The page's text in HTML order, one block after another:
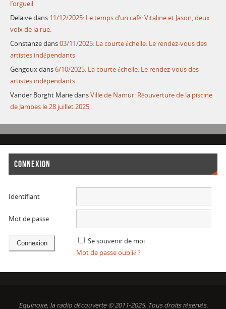
l’orgueil
Delaivedans 11/12/2025: Le temps d’un café: Vitaline et Jason, deux
voix de la rue.
Constanzedans03/11/2025: La courte échelle: Le rendez-vous des
artistes indépendants
Gengouxdans6/10/2025: La courte échelle: Le rendez-vous des
artistes indépendants
Vander Borght MariedansVille de Namur: Réouverture de la piscine
de Jambes le 28 juillet 2025
CONNEXION
Identifiant
Mot de passe
Se souvenir de moi
Mot de passe oublié ?
Equinoxe, la radio découverte © 2011-2025. Tous droits réservés.